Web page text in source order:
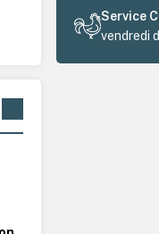
Service
vendredi